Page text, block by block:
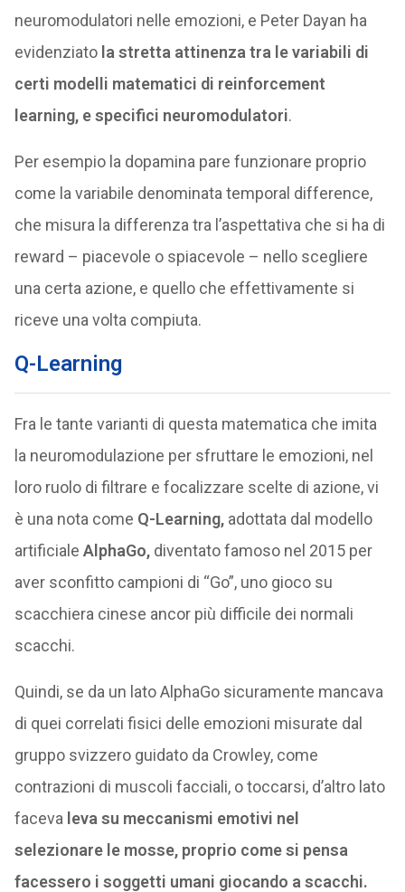
neuromodulatori nelle emozioni, e Peter Dayan ha
evidenziatola stretta attinenza tra le variabili di
certi modelli matematici di reinforcement
learning, e specifici neuromodulatori.
Per esempio la dopamina pare funzionare proprio
come la variabile denominata temporal difference,
che misura la differenza tra l’aspettativa che si ha di
reward – piacevole o spiacevole – nello scegliere
una certa azione, e quello che effettivamente si
riceve una volta compiuta.
Q-Learning
Fra le tante varianti di questa matematica che imita
la neuromodulazione per sfruttare le emozioni, nel
loro ruolo di filtrare e focalizzare scelte di azione, vi
è una nota come Q-Learning,adottata dal modello
artificiale AlphaGo,diventato famoso nel 2015 per
aver sconfitto campioni di “Go”, uno gioco su
scacchiera cinese ancor più difficile dei normali
scacchi.
Quindi, se da un lato AlphaGo sicuramente mancava
di quei correlati fisici delle emozioni misurate dal
gruppo svizzero guidato da Crowley, come
contrazioni di muscoli facciali, o toccarsi, d’altro lato
faceva leva su meccanismi emotivi nel
selezionare le mosse, proprio come si pensa
facessero i soggetti umani giocando a scacchi.